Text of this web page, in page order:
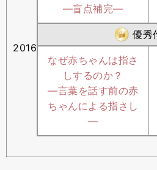
2016
―盲点補完―
優秀
なぜ赤ちゃんは指さ
しするのか？
―言葉を話す前の赤
ちゃんによる指さし
―